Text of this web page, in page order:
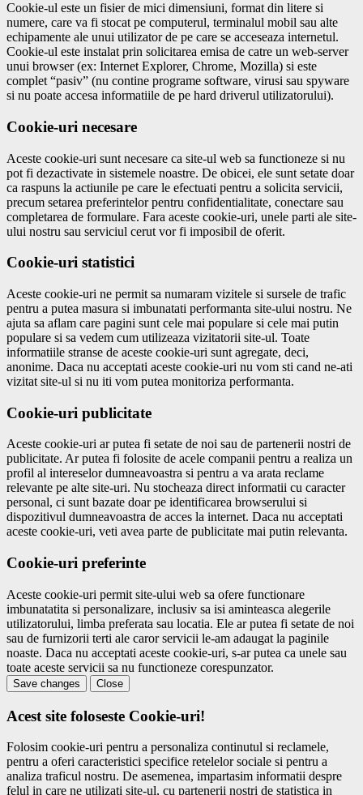
Cookie-ul este un fisier de mici dimensiuni, format din litere si
numere, care va fi stocat pe computerul, terminalul mobil sau alte
echipamente ale unui utilizator de pe care se acceseaza internetul.
Cookie-ul este instalat prin solicitarea emisa de catre un web-server
unui browser (ex: Internet Explorer, Chrome, Mozilla) si este
complet “pasiv” (nu contine programe software, virusi sau spyware
si nu poate accesa informatiile de pe hard driverul utilizatorului).
Cookie-uri necesare
Aceste cookie-uri sunt necesare ca site-ul web sa functioneze si nu
pot fi dezactivate in sistemele noastre. De obicei, ele sunt setate doar
ca raspuns la actiunile pe care le efectuati pentru a solicita servicii,
precum setarea preferintelor pentru confidentialitate, conectare sau
completarea de formulare. Fara aceste cookie-uri, unele parti ale site-
ului nostru sau serviciul cerut vor fi imposibil de oferit.
Cookie-uri statistici
Aceste cookie-uri ne permit sa numaram vizitele si sursele de trafic
pentru a putea masura si imbunatati performanta site-ului nostru. Ne
ajuta sa aflam care pagini sunt cele mai populare si cele mai putin
populare si sa vedem cum utilizeaza vizitatorii site-ul. Toate
informatiile stranse de aceste cookie-uri sunt agregate, deci,
anonime. Daca nu acceptati aceste cookie-uri nu vom sti cand ne-ati
vizitat site-ul si nu iti vom putea monitoriza performanta.
Cookie-uri publicitate
Aceste cookie-uri ar putea fi setate de noi sau de partenerii nostri de
publicitate. Ar putea fi folosite de acele companii pentru a realiza un
profil al intereselor dumneavoastra si pentru a va arata reclame
relevante pe alte site-uri. Nu stocheaza direct informatii cu caracter
personal, ci sunt bazate doar pe identificarea browserului si
dispozitivul dumneavoastra de acces la internet. Daca nu acceptati
aceste cookie-uri, veti avea parte de publicitate mai putin relevanta.
Cookie-uri preferinte
Aceste cookie-uri permit site-ului web sa ofere functionare
imbunatatita si personalizare, inclusiv sa isi aminteasca alegerile
utilizatorului, limba preferata sau locatia. Ele ar putea fi setate de noi
sau de furnizorii terti ale caror servicii le-am adaugat la paginile
noaste. Daca nu acceptati aceste cookie-uri, s-ar putea ca unele sau
toate aceste servicii sa nu functioneze corespunzator.
Save changes Close
Acest site foloseste Cookie-uri!
Folosim cookie-uri pentru a personaliza continutul si reclamele,
pentru a oferi caracteristici specifice retelelor sociale si pentru a
analiza traficul nostru. De asemenea, impartasim informatii despre
felul in care ne utilizati site-ul, cu partenerii nostri de statistica in